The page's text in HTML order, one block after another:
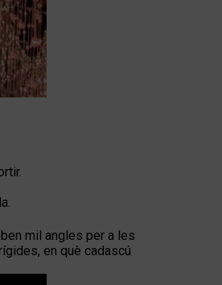
mil angles per a les
en què cadascú